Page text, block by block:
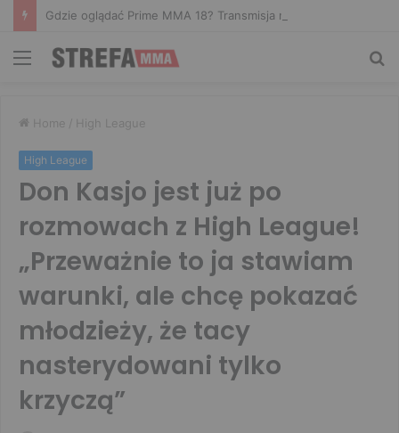
Gdzie oglądać Prime MMA 18? Transmisja na żywo
Menu
Home / High League
High League
Don Kasjo jest już po
rozmowach z High League!
„Przeważnie to ja stawiam
warunki, ale chcę pokazać
młodzieży, że tacy
nasterydowani tylko
krzyczą”